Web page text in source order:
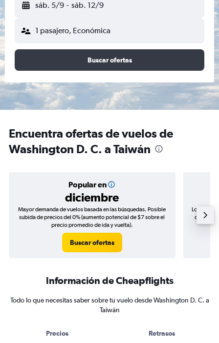
sáb. 5/9 - sáb. 12/9
1 pasajero, Económica
Buscar ofertas
Encuentra ofertas de vuelos de
Washington D. C. a Taiwán
Popular en
diciembre
Mayor demanda de vuelos basada en las búsquedas. Posible
subida de precios del 0% (aumento potencial de $7 sobre el
precio promedio de ida y vuelta).
Buscar ofertas
Los
de
Información de Cheapflights
Todo lo que necesitas saber sobre tu vuelo desde Washington D. C. a
Taiwán
Precios Retrasos